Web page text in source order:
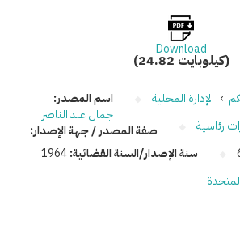
Download
(24.82 كيلوبايت)
› الإدارة المحلية
رئاسية
سنة الإصدار/السنة القضائية:1964
اسم المصدر:
جمال عبد الناصر
صفة المصدر / جهة الإصدار: